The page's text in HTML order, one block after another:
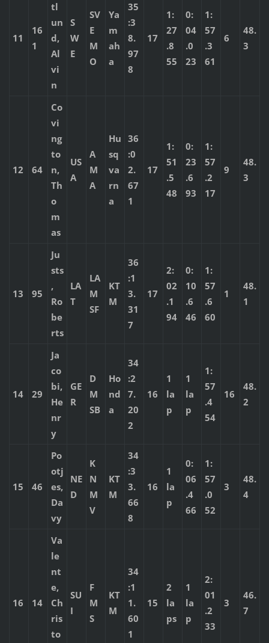
11
16
1
tl
un
d,
Al
vi
n
S
W
E
SV
E
M
O
Ya
m
ah
a
35
:3
8.
97
8
17
1:
27
.8
55
0:
04
.0
23
1:
57
.3
61
6
48.
3
12 64
Co
vi
ng
to
n,
Th
o
m
as
US
A
A
M
A
Hu
sq
va
rn
a
36
:0
2.
67
1
17
1:
51
.5
48
0:
23
.6
93
1:
57
.2
17
9
48.
3
13 95
Ju
sts
,
Ro
be
rts
LA
T
LA
M
SF
KT
M
36
:1
3.
31
7
17
2:
02
.1
94
0:
10
.6
46
1:
57
.6
60
1
48.
1
14 29
Ja
co
bi,
He
nr
y
GE
R
D
M
SB
Ho
nd
a
34
:2
7.
20
2
16
1
la
p
1
la
p
1:
57
.4
54
16
48.
2
15 46
Po
otj
es,
Da
vy
NE
D
K
N
M
V
KT
M
34
:3
3.
66
8
16
1
la
p
0:
06
.4
66
1:
57
.0
52
3
48.
4
16 14
Va
le
nt
e,
Ch
ris
to
SU
I
F
M
S
KT
M
34
:1
1.
60
1
15
2
la
ps
1
la
p
2:
01
.2
33
3
46.
7